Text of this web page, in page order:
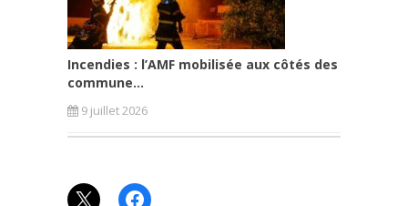
Incendies : l’AMF mobilisée aux côtés des
commune...
9 juillet 2026
X Facebook